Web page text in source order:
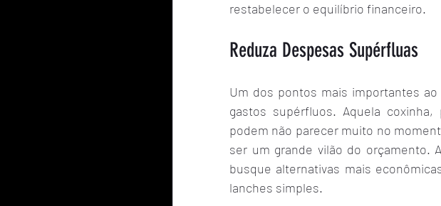
restabelecer o equilíbrio financeiro.
Reduza Despesas Supérfluas
Um dos pontos mais importantes
gastos supérfluos. Aquela
podem não parecer muito no
ser um grande vilão do orçamento.
busque alternativas mais
lanches simples.